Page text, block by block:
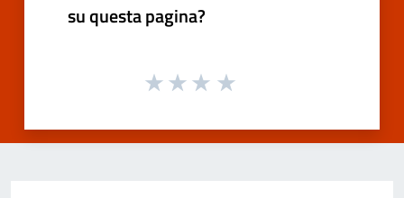
su questa pagina?